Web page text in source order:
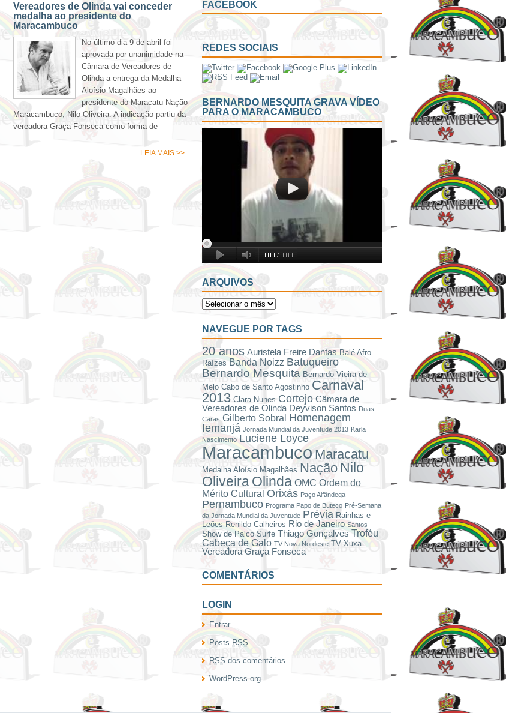
Vereadores de Olinda vai conceder
medalha ao presidente do
Maracambuco
No último dia 9 de abril foi
aprovada por unanimidade na
Câmara de Vereadores de
Olinda a entrega da Medalha
Aloísio Magalhães ao
presidente do Maracatu Nação
Maracambuco, Nilo Oliveira. A indicação partiu da
vereadora Graça Fonseca como forma de
LEIA MAIS >>
FACEBOOK
REDES SOCIAIS
BERNARDO MESQUITA GRAVA VÍDEO
PARA O MARACAMBUCO
ARQUIVOS
NAVEGUE POR TAGS
20 anos Auristela Freire Dantas Balé Afro
Raízes Banda Noizz Batuqueiro
Bernardo Mesquita Bernardo Vieira de
Melo Cabo de Santo Agostinho Carnaval
2013 Clara Nunes Cortejo Câmara de
Vereadores de Olinda Deyvison Santos Duas
Caras Gilberto Sobral Homenagem
Iemanjá Jornada Mundial da Juventude 2013 Karla
Nascimento Luciene Loyce
Maracambuco Maracatu
Medalha Aloísio Magalhães Nação Nilo
OliveiraOlinda OMC Ordem do
Mérito Cultural Orixás Paço Alfândega
Pernambuco Programa Papo de Buteco Pré-Semana
da Jornada Mundial da Juventude Prévia Rainhas e
Leões Renildo Calheiros Rio de Janeiro Santos
Show de Palco Surfe Thiago Gonçalves Troféu
Cabeça de Galo TV Nova Nordeste TV Xuxa
Vereadora Graça Fonseca
COMENTÁRIOS
LOGIN
Entrar
Posts RSS
RSS dos comentários
WordPress.org